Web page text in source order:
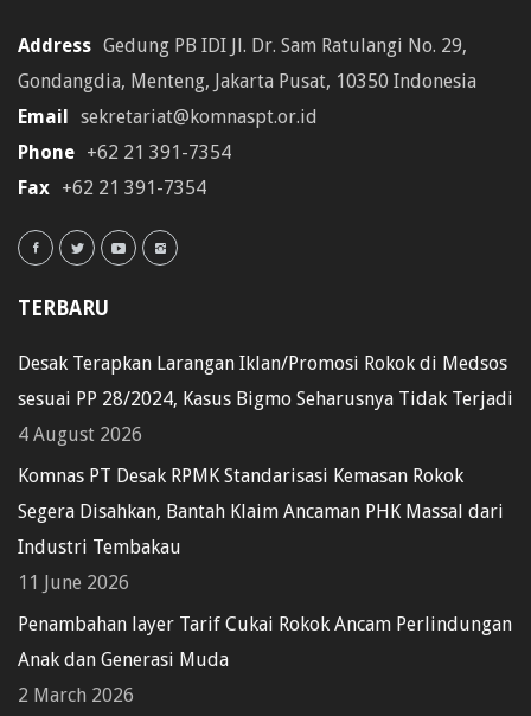
Address Gedung PB IDI Jl. Dr. Sam Ratulangi No. 29,
Gondangdia, Menteng, Jakarta Pusat, 10350 Indonesia
Email sekretariat@komnaspt.or.id
Phone +62 21 391-7354
Fax +62 21 391-7354
TERBARU
Desak Terapkan Larangan Iklan/Promosi Rokok di Medsos
sesuai PP 28/2024, Kasus Bigmo Seharusnya Tidak Terjadi
4 August 2026
Komnas PT Desak RPMK Standarisasi Kemasan Rokok
Segera Disahkan, Bantah Klaim Ancaman PHK Massal dari
Industri Tembakau
11 June 2026
Penambahan layer Tarif Cukai Rokok Ancam Perlindungan
Anak dan Generasi Muda
2 March 2026